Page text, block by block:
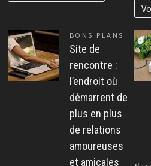
BONS PLANS
Site de
rencontre :
l’endroit où
démarrent de
plus en plus
de relations
amoureuses
et amicales